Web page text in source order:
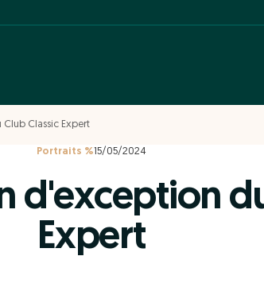
Classic Expert
Portraits %15/05/2024
d'exception
Expert